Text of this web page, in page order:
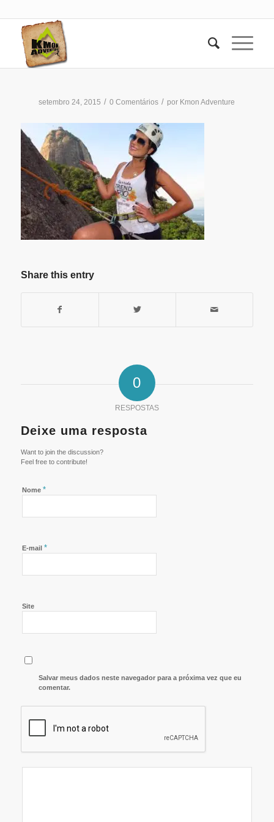
setembro 24, 2015 / 0 Comentários / por Kmon Adventure
Share this entry
0
RESPOSTAS
Deixe uma resposta
Want to join the discussion?
Feel free to contribute!
Nome *
E-mail *
Site
Salvar meus dados neste navegador para a próxima vez que eu
comentar.